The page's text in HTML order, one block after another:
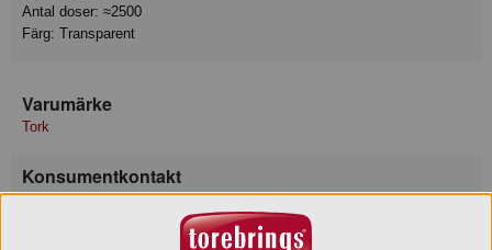
Antal doser: ≈2500
Färg: Transparent
Varumärke
Tork
Konsumentkontakt
Essity Hygiene and Health AB
031-746 17 00